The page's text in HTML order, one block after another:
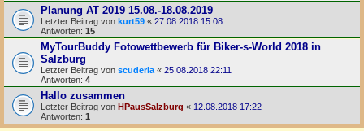
Planung AT 2019 15.08.-18.08.2019
Letzter Beitrag von kurt59 « 27.08.2018 15:08
Antworten: 15
MyTourBuddy Fotowettbewerb für Biker-s-World 2018 in
Salzburg
Letzter Beitrag von scuderia « 25.08.2018 22:11
Antworten: 4
Hallo zusammen
Letzter Beitrag von HPausSalzburg « 12.08.2018 17:22
Antworten: 1